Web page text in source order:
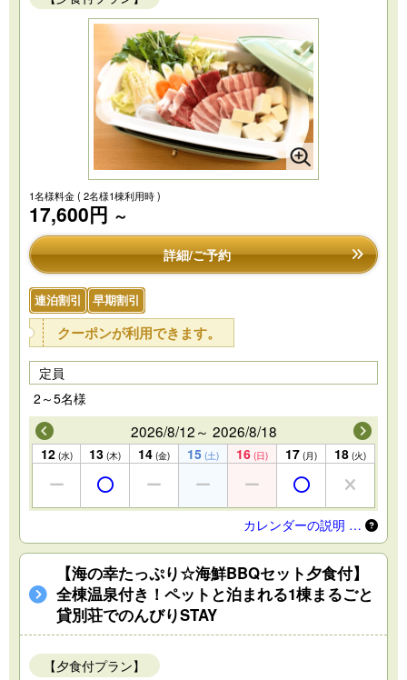
1名様料金( 2名様1棟利用時 )
17,600円 ～
詳細/ご予約
連泊割引 早期割引
クーポンが利用できます。
定員
2～5名様
2026/8/12～ 2026/8/18
12 (水) 13 (木) 14 (金) 15 (土) 16 (日) 17 (月) 18 (火)
カレンダーの説明 …
【海の幸たっぷり☆海鮮BBQセット夕食付】
全棟温泉付き！ペットと泊まれる1棟まるごと
貸別荘でのんびりSTAY
【夕食付プラン】